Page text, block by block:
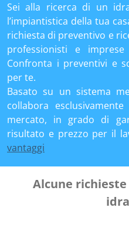
Sei alla ricerca di un
l’impiantistica della tua
richiesta di preventivo e
professionisti e
Confronta i preventivi e
per te.
Basato su un sistema
collabora
mercato, in grado di
risultato e prezzo per il
vantaggi
Alcune